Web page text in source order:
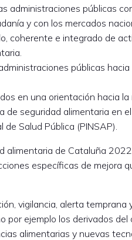
administraciones públicas
y con los mercados
coherente e integrado de
públicas
en una orientación hacia la
seguridad alimentaria en
Salud Pública (PINSAP).
alimentaria de Cataluña
específicas de mejora
vigilancia, alerta temprana
ejemplo los derivados del
alimentarias y nuevas